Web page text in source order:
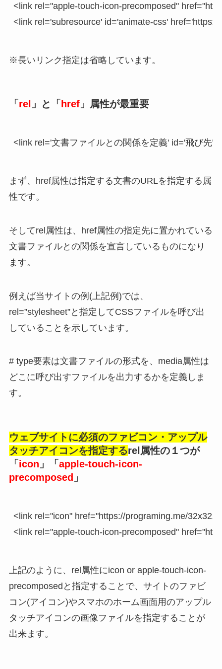
<link rel="apple-touch-icon-precomposed"
<link rel='subresource' id='animate-css'
※長いリンク指定は省略しています。
「 rel 」と「 href」属性が最重要
<link rel='文書ファイルとの関係を定義' id='飛び先'
まず、href属性は指定する文書のURLを指定する属
性です。
そしてrel属性は、href属性の指定先に置かれている
文書ファイルとの関係を宣言しているものになり
ます。
例えば当サイトの例(上記例)では、
rel=”stylesheet”と指定してCSSファイルを呼び出
していることを示しています。
# type要素は文書ファイルの形式を、media属性は
どこに呼び出すファイルを出力するかを定義しま
す。
ウェブサイトに必須のファビコン・アップル
タッチアイコンを指定するrel属性の１つが
「icon 」「apple-touch-icon-
precomposed 」
<link rel="icon" href="https://programing.me/
<link rel="apple-touch-icon-precomposed"
上記のように、rel属性にicon or apple-touch-icon-
precomposedと指定することで、サイトのファビ
コン(アイコン)やスマホのホーム画面用のアップル
タッチアイコンの画像ファイルを指定することが
出来ます。